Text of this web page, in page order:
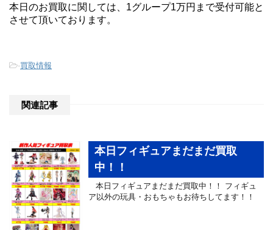
本日のお買取に関しては、1グループ1万円まで受付可能と
させて頂いております。
-買取情報
関連記事
本日フィギュアまだまだ買取
中！！
本日フィギュアまだまだ買取中！！ フィギュ
ア以外の玩具・おもちゃもお待ちしてます！！